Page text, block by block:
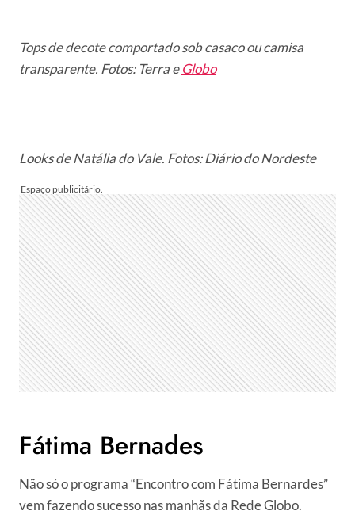
Tops de decote comportado sob casaco ou camisa
transparente. Fotos: Terra eGlobo
Looks de Natália do Vale. Fotos: Diário do Nordeste
Fátima Bernades
Não só o programa “Encontro com Fátima Bernardes”
vem fazendo sucesso nas manhãs da Rede Globo.